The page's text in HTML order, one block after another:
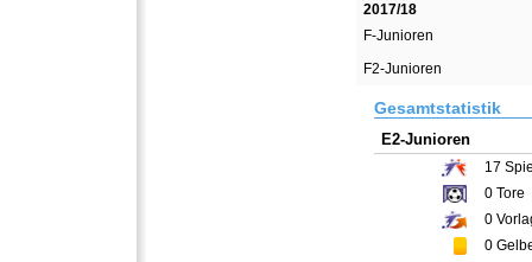
2017/18
F-Junioren
F2-Junioren
Gesamtstatistik
E2-Junioren
17
0 Tore
0
0